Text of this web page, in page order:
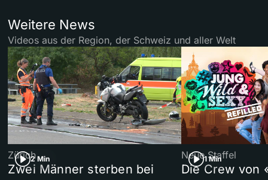
Weitere News
Videos aus der Region, der Schweiz und aller Welt
2 Min
Zürich
Zwei Männer sterben bei
1 Min
Neue Staffel
Die Crew von